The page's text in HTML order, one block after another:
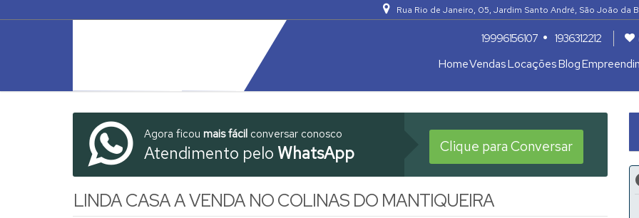
Rua Rio de Janeiro, 05, Jardim Santo André, São João da
19996156107 1936312212
Blog
Locações
Vendas
Home
Agora ficou mais fácil conversar conosco
Atendimento pelo WhatsApp Clique para Conversar
LINDA CASA A VENDA NO COLINAS DO MANTIQUEIRA